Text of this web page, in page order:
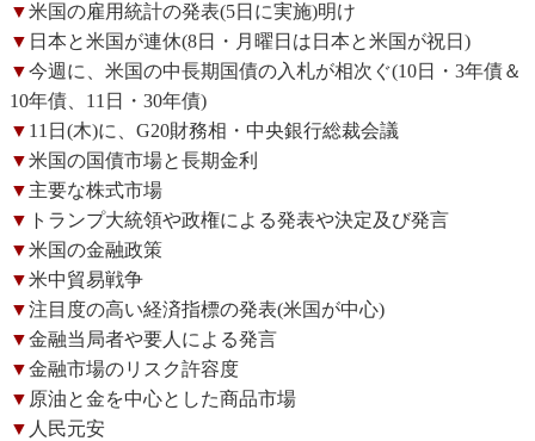
▼米国の雇用統計の発表(5日に実施)明け
▼ 日本と米国が連休(8日・月曜日は日本と米国が祝日)
▼今週に、米国の中長期国債の入札が相次ぐ(10日・3年債＆
10年債、11日・30年債)
▼ 11日(木)に、G20財務相・中央銀行総裁会議
▼米国の国債市場と長期金利
▼ 主要な株式市場
▼ トランプ大統領や政権による発表や決定及び発言
▼米国の金融政策
▼米中貿易戦争
▼注目度の高い経済指標の発表(米国が中心)
▼金融当局者や要人による発言
▼金融市場のリスク許容度
▼ 原油と金を中心とした商品市場
▼ 人民元安